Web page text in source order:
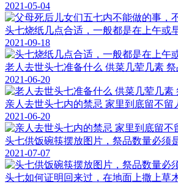
2021-05-04
头七烧纸几点合适，一般都是在上午或
2021-09-18
老人去世头七准备什么 供菜几荤几素
2021-06-20
亲人去世头七内的禁忌 家里到底留不留
2021-06-20
头七供饭碗筷摆放图片，祭品数量必须
2021-07-07
头七如何证明回来过，在地面上撒上草